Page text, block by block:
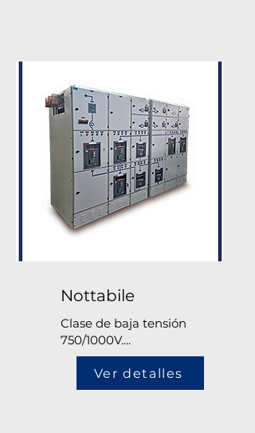
Nottabile
Clase de baja tensión
750/1000V....
Ver detalles